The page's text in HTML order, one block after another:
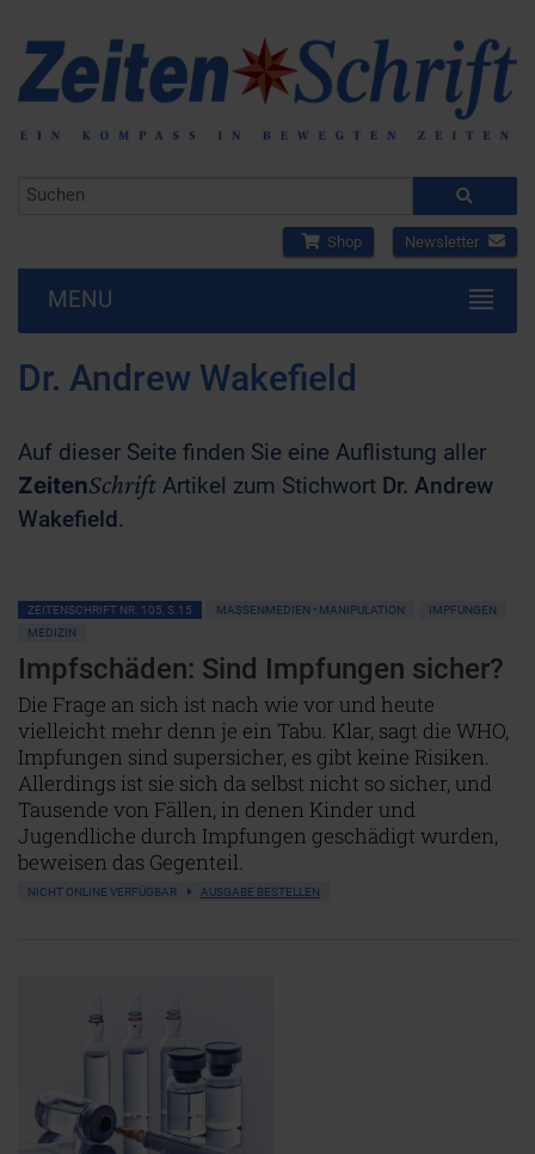
Shop Newsletter
MENU
Dr. Andrew Wakefield
Auf dieser Seite finden Sie eine Auflistung aller
ZeitenSchrift Artikel zum Stichwort Dr. Andrew
Wakefield.
ZEITENSCHRIFT NR. 105, S.15 MASSENMEDIEN • MANIPULATION
IMPFUNGEN
MEDIZIN
Impfschäden: Sind Impfungen sicher?
Die Frage an sich ist nach wie vor und heute
vielleicht mehr denn je ein Tabu. Klar, sagt die WHO,
Impfungen sind supersicher, es gibt keine Risiken.
Allerdings ist sie sich da selbst nicht so sicher, und
Tausende von Fällen, in denen Kinder und
Jugendliche durch Impfungen geschädigt wurden,
beweisen das Gegenteil.
NICHT ONLINE VERFÜGBAR AUSGABE BESTELLEN